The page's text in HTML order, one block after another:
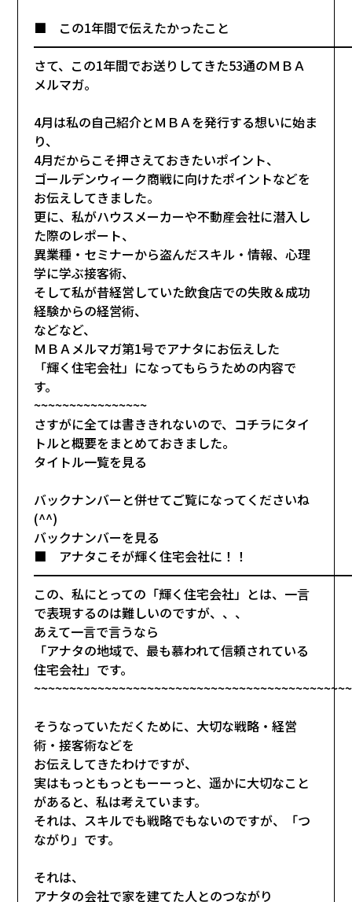
■ この1年間で伝えたかったこと
さて、この1年間でお送りしてきた53通のＭＢＡ
メルマガ。
4月は私の自己紹介とＭＢＡを発行する想いに始ま
り、
4月だからこそ押さえておきたいポイント、
ゴールデンウィーク商戦に向けたポイントなどを
お伝えしてきました。
更に、私がハウスメーカーや不動産会社に潜入し
た際のレポート、
異業種・セミナーから盗んだスキル・情報、心理
学に学ぶ接客術、
そして私が昔経営していた飲食店での失敗＆成功
経験からの経営術、
などなど、
ＭＢＡメルマガ第1号でアナタにお伝えした
「輝く住宅会社」になってもらうための内容で
す。
~~~~~~~~~~~~~~~~
さすがに全ては書ききれないので、コチラにタイ
トルと概要をまとめておきました。
タイトル一覧を見る
バックナンバーと併せてご覧になってくださいね
(^^)
バックナンバーを見る
■ アナタこそが輝く住宅会社に！！
この、私にとっての「輝く住宅会社」とは、一言
で表現するのは難しいのですが、、、
あえて一言で言うなら
「アナタの地域で、最も慕われて信頼されている
住宅会社」です。
そうなっていただくために、大切な戦略・経営
術・接客術などを
お伝えしてきたわけですが、
実はもっともっともーーっと、遥かに大切なこと
があると、私は考えています。
それは、スキルでも戦略でもないのですが、「つ
ながり」です。
それは、
アナタの会社で家を建てた人とのつながり